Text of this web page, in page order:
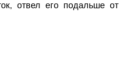
отвел его подальше от